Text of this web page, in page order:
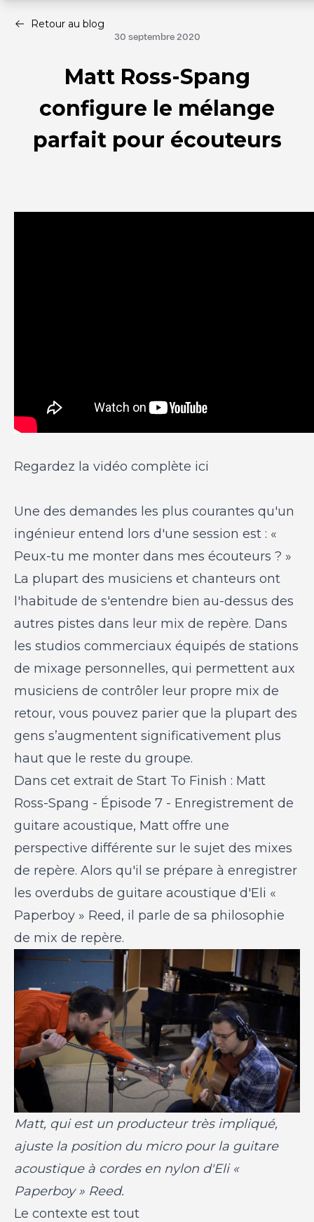
Retour au blog
30 septembre 2020
Matt Ross-Spang
configure le mélange
parfait pour écouteurs
Regardez la vidéo complète ici
Une des demandes les plus courantes qu'un
ingénieur entend lors d'une session est : «
Peux-tu me monter dans mes écouteurs ? »
La plupart des musiciens et chanteurs ont
l'habitude de s'entendre bien au-dessus des
autres pistes dans leur mix de repère. Dans
les studios commerciaux équipés de stations
de mixage personnelles, qui permettent aux
musiciens de contrôler leur propre mix de
retour, vous pouvez parier que la plupart des
gens s’augmentent significativement plus
haut que le reste du groupe.
Dans cet extrait de Start To Finish : Matt
Ross-Spang - Épisode 7 - Enregistrement de
guitare acoustique, Matt offre une
perspective différente sur le sujet des mixes
de repère. Alors qu'il se prépare à enregistrer
les overdubs de guitare acoustique d'Eli «
Paperboy » Reed, il parle de sa philosophie
de mix de repère.
Matt, qui est un producteur très impliqué,
ajuste la position du micro pour la guitare
acoustique à cordes en nylon d'Eli «
Paperboy » Reed.
Le contexte est tout